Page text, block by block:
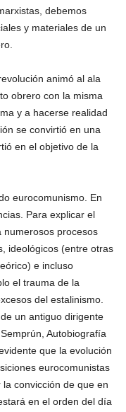
debemos
y materiales de un
animó al ala
obrero con la misma
y a hacerse realidad
se convirtió en una
en el objetivo de la
eurocomunismo. En
Para explicar el
numerosos procesos
ideológicos (entre otras
e incluso
el trauma de la
del estalinismo.
un antiguo dirigente
Autobiografía
que la evolución
eurocomunistas
convicción de que en
en el orden del día